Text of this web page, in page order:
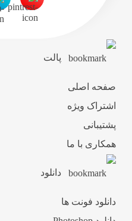
پالت
صفحه اصلی
اشتراک ویژه
پشتیبانی
همکاری با ما
دانلود
دانلود فونت ها